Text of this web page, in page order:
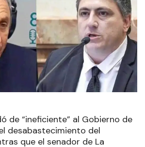
de “ineficiente” al Gobierno de
desabastecimiento del
que el senador de La